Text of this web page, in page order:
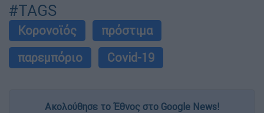
#TAGS
Κορονοϊός
πρόστιμα
παρεμπόριο
Covid-19
Ακολούθησε το Έθνος στο Google News!